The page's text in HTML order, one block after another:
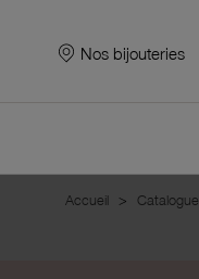
Nos bijouteries
Accueil Catalogue